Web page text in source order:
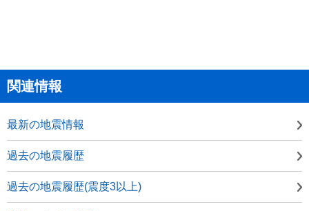
関連情報
最新の地震情報
過去の地震履歴
過去の地震履歴(震度3以上)